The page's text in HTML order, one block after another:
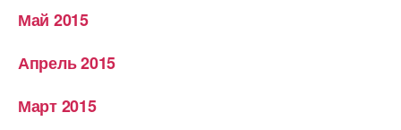
Май 2015
Апрель 2015
Март 2015